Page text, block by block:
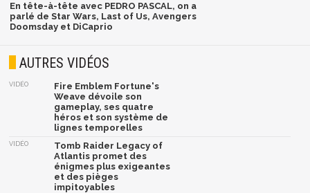
En tête-à-tête avec PEDRO PASCAL, on a
parlé de Star Wars, Last of Us, Avengers
Doomsday et DiCaprio
AUTRES VIDÉOS
VIDÉO
Fire Emblem Fortune's
Weave dévoile son
gameplay, ses quatre
héros et son système de
lignes temporelles
VIDÉO
Tomb Raider Legacy of
Atlantis promet des
énigmes plus exigeantes
et des pièges
impitoyables